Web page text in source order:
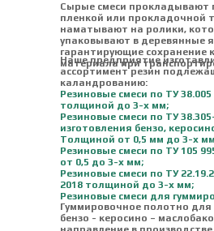
Сырые смеси прокладывают
пленкой или прокладочной
наматывают на ролики,
упаковывают в деревянные
гарантирующие сохранение
материала при
Гуммировочное полотно
бензо - керосино –
Наше предприятие
ассортимент резин
каландрованию:
Резиновые смеси по ТУ 38.005
толщиной до 3-х мм;
Резиновые смеси по ТУ
изготовления бензо,
Толщиной от 0,5 мм до 3-х
Резиновые смеси по ТУ 105
от 0,5 до 3-х мм;
Резиновые смеси по ТУ
2018 толщиной до 3-х мм;
Резиновые смеси для